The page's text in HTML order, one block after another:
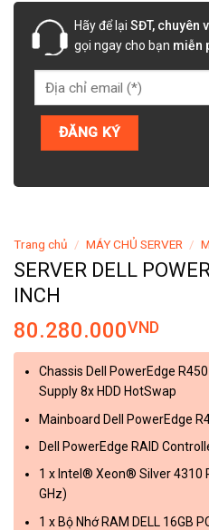
Hãy để lại SĐT, chuyên
gọi ngay cho bạn miễn
Trang chủ / MÁY CHỦ SERVER /
SERVER DELL
INCH
80.280.000VND
Chassis Dell PowerEdge
Supply 8x HDD HotSwap
Mainboard Dell PowerEdge
Dell PowerEdge RAID
1 x Intel® Xeon® Silver 4310
GHz)
1 x Bộ Nhớ RAM DELL 16GB